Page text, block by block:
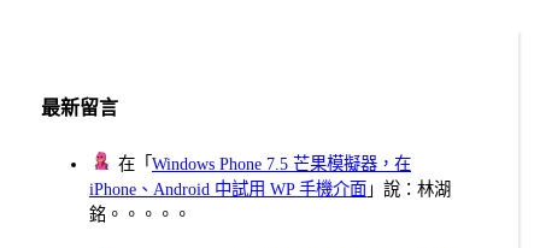
最新留言
在「Windows Phone 7.5 芒果模擬器，在
iPhone、Android 中試用 WP 手機介面 」說：林湖
銘。。。。。